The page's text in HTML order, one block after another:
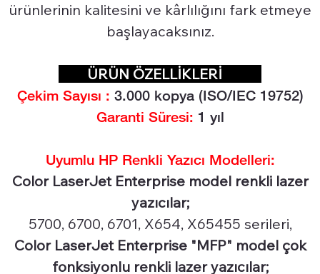
ürünlerinin kalitesini ve kârlılığını fark etmeye
başlayacaksınız.
ÜRÜN ÖZELLİKLERİ
Çekim Sayısı : 3.000 kopya (ISO/IEC 19752)
Garanti Süresi: 1 yıl
Uyumlu HP Renkli Yazıcı Modelleri:
Color LaserJet Enterprise model renkli lazer
yazıcılar;
5700, 6700, 6701, X654, X65455 serileri,
Color LaserJet Enterprise "MFP" model çok
fonksiyonlu renkli lazer yazıcılar;